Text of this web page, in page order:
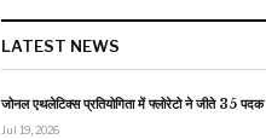
LATEST NEWS
जोनल एथलेटिक्स प्रतियोगिता में फ्लोरेटो ने जीते 35 पदक
Jul 19, 2026